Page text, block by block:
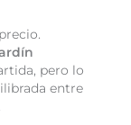
pero lo
entre